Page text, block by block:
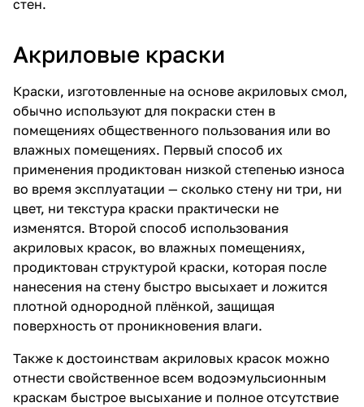
стен.
Акриловые краски
Краски, изготовленные на основе акриловых смол,
обычно используют для покраски стен в
помещениях общественного пользования или во
влажных помещениях. Первый способ их
применения продиктован низкой степенью износа
во время эксплуатации — сколько стену ни три, ни
цвет, ни текстура краски практически не
изменятся. Второй способ использования
акриловых красок, во влажных помещениях,
продиктован структурой краски, которая после
нанесения на стену быстро высыхает и ложится
плотной однородной плёнкой, защищая
поверхность от проникновения влаги.
Также к достоинствам акриловых красок можно
отнести свойственное всем водоэмульсионным
краскам быстрое высыхание и полное отсутствие